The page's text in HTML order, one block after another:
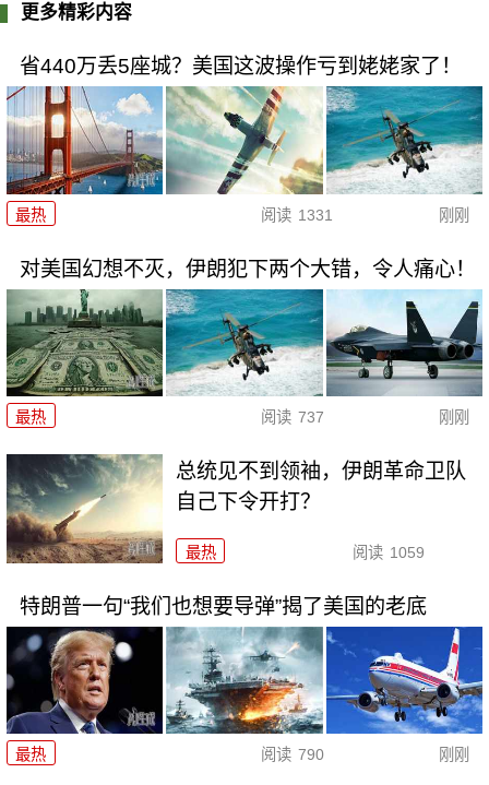
更多精彩内容
省440万丢5座城？美国这波操作亏到姥姥家了！
最热 阅读 1331 刚刚
对美国幻想不灭，伊朗犯下两个大错，令人痛心！
最热 阅读 737 刚刚
总统见不到领袖，伊朗革命卫队
自己下令开打？
最热 阅读 1059
特朗普一句“我们也想要导弹”揭了美国的老底
最热 阅读 790 刚刚